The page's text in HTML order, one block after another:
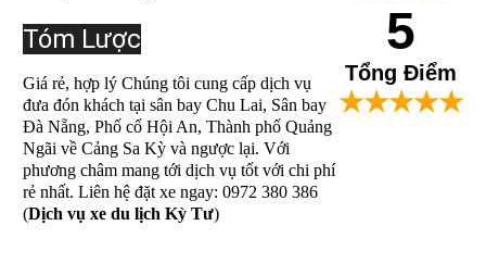
Tóm Lược
Giá rẻ, hợp lý Chúng tôi cung cấp dịch vụ
đưa đón khách tại sân bay Chu Lai, Sân bay
Đà Nẵng, Phố cổ Hội An, Thành phố Quảng
Ngãi về Cảng Sa Kỳ và ngược lại. Với
phương châm mang tới dịch vụ tốt với chi phí
rẻ nhất. Liên hệ đặt xe ngay: 0972 380 386
(Dịch vụ xe du lịch Kỳ Tư)
5
Tổng Điểm
★★★★★